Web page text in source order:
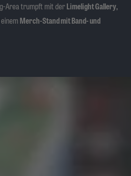
Area trumpft mit derLimelight Gallery,
Merch-Stand mit Band- und